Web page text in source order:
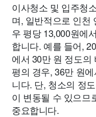
이사청소 및 입주청
며, 일반적으로 인천
우 평당 13,000원에
합니다. 예를 들어,
에서 30만 원 정도의
평의 경우, 36만 원
니다. 단, 청소의 정
이 변동될 수 있으므
중요합니다.